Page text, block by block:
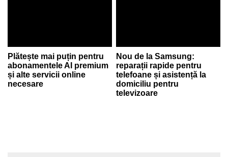
Plătește mai puțin pentru
abonamentele AI premium
și alte servicii online
necesare
Nou de la Samsung:
reparații rapide pentru
telefoane și asistență la
domiciliu pentru
televizoare